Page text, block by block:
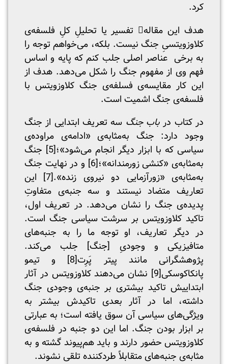
کرد.
هدف این مقاله تفسیر یا تحلیلِ کلِ فلسفه‌ی
کلاوزویتسیِ جنگ نیست. بلکه، می‌خواهم توجه را
به برخی عناصر اصلی‌ جلب کنم که پایه و اساس
فهم وی از مفهوم جنگ را شکل می‌دهد. هدف از
این کار مقایسه‌ی فسلفه‌ی جنگ کلاوزویتس با
فلسفه‌ی جنگ اشمیت است.
در کتاب در باب جنگ سه تعریف ابتدایی از جنگ
وجود دارد: جنگ به‌مثابه‌ی «ادامه‌ی مراوده‌ی
سیاسی که با ابزار دیگر انجام می‌شود»؛[5]
جنگ
به‌مثابه‌ی «کنشی زورمندانه»؛[6]
و در نهایت جنگ
به‌مثابه‌ی «زورآزمایی دو نیروی زنده».[7]
این
تعاریف متضاد نیستند و سه جنبه‌ی متفاوتِ
پدیده‌ی جنگ را نشان می‌دهد. در تعریف اول،
تاکید کلاوزویتس بر سرشت سیاسی جنگ است.
در دیگر تعاریف، او توجه ما را به جنبه‌های
متافیزیکی و وجودیِ [جنگ] جلب می‌کند.
پژوهشگرانی مانند پیتر پَرِت[8]
و تیمو
پانکاکوسکی[9]
نشان می‌دهند کلاوزویتس در آثار
ابتداییش تاکید بیشتری بر جنبه‌ی وجودی جنگ
داشته، اما در آثار بعدی تاکیدش بیشتر به
ویژگی‌های سیاسی آن سوق یافته است؛ به عبارتی
بر ابزار بودن جنگ. اما این دو جنبه در فلسفه‌ی
کلاوزویتس حضور دارند و باید هم‌پیوند گشته و به
مثابه‌ی جنبه‌های متقابلاً طردکننده تلقی نشوند.